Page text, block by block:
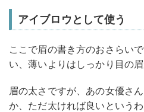
アイブロウとして使う
ここで眉の書き方のおさらい
い、薄いよりはしっかり目の眉
眉の太さですが、あの女優さ
か、ただ太ければ良いという